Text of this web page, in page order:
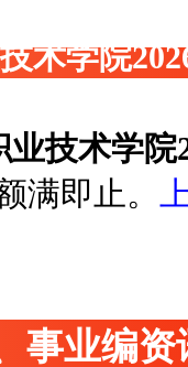
术学院
技术学院
满即止。
事业编资